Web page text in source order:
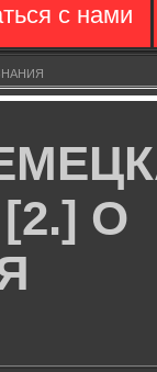
с нами
О